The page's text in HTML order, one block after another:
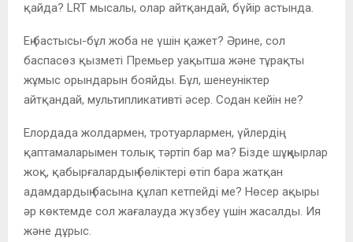
қайда? LRT мысалы, олар айтқандай, бүйір астында.
Ең бастысы-бұл жоба не үшін қажет? Әрине, сол
баспасөз қызметі Премьер уақытша және тұрақты
жұмыс орындарын бояйды. Бұл, шенеуніктер
айтқандай, мультипликативті әсер. Содан кейін не?
Елордада жолдармен, тротуарлармен, үйлердің
қаптамаларымен толық тәртіп бар ма? Бізде шұңқырлар
жоқ, қабырғалардың бөліктері өтіп бара жатқан
адамдардың басына құлап кетпейді ме? Нөсер ақыры
әр көктемде сол жағалауда жүзбеу үшін жасалды. Ия
және дұрыс.